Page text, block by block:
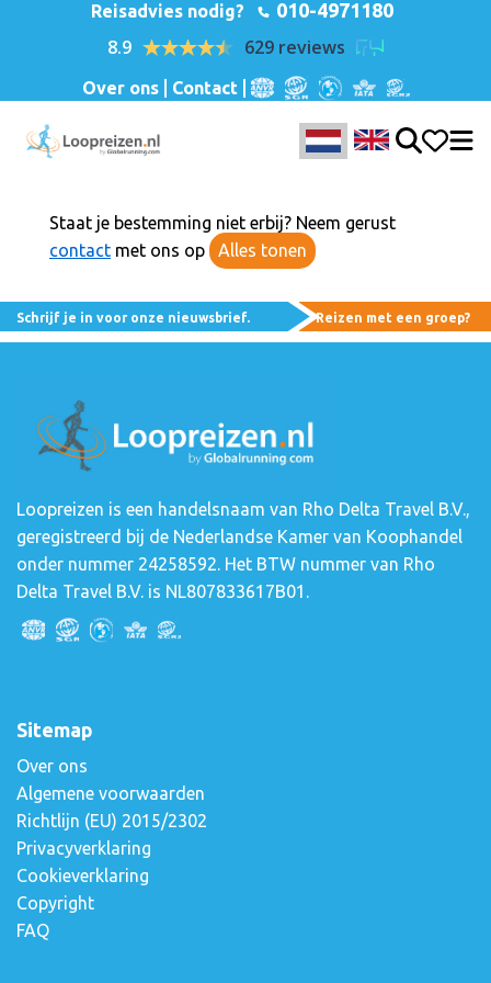
Reisadvies nodig? 010-4971180
8.9 629 reviews
Over ons Contact
Staat je bestemming niet erbij? Neem gerust
contact met ons op Alles tonen
Schrijf je in voor onze nieuwsbrief. Reizen met een groep?
Loopreizen is een handelsnaam van Rho Delta Travel B.V.,
geregistreerd bij de Nederlandse Kamer van Koophandel
onder nummer 24258592. Het BTW nummer van Rho
Delta Travel B.V. is NL807833617B01.
Sitemap
Over ons
Algemene voorwaarden
Richtlijn (EU) 2015/2302
Privacyverklaring
Cookieverklaring
Copyright
FAQ